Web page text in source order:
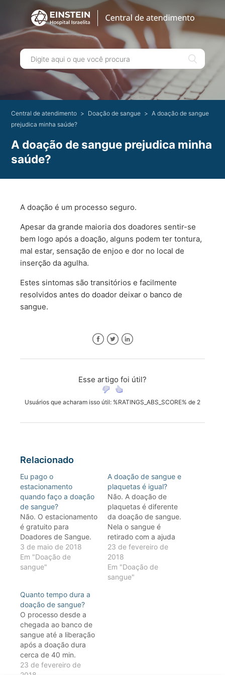
Central de atendimento Doação de sangue
A doação de sangue
prejudica minha saúde?
A doação de sangue prejudica minha
saúde?
A doação é um processo seguro.
Apesar da grande maioria dos doadores sentir-se
bem logo após a doação, alguns podem ter tontura,
mal estar, sensação de enjoo e dor no local de
inserção da agulha.
Estes sintomas são transitórios e facilmente
resolvidos antes do doador deixar o banco de
sangue.
Esse artigo foi útil?
Usuários que acharam isso útil: %RATINGS_ABS_SCORE% de 2
Relacionado
Eu pago o
estacionamento
quando faço a doação
de sangue?
Não. O estacionamento
é gratuito para
Doadores de Sangue.
3 de maio de 2018
Em "Doação de
sangue"
A doação de sangue e
plaquetas é igual?
Não. A doação de
plaquetas é diferente
da doação de sangue.
Nela o sangue é
retirado com a ajuda
de um equipamento,
responsável por
separar as plaquetas e
devolver ao doador os
23 de fevereiro de
2018
Em "Doação de
sangue"
Quanto tempo dura a
doação de sangue?
O processo desde a
chegada ao banco de
sangue até a liberação
após a doação dura
cerca de 40 min.
Eventualmente, este
23 de fevereiro de